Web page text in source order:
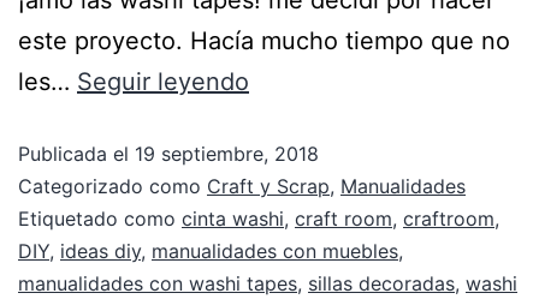
este proyecto. Hacía mucho tiempo que no
les… Seguir leyendo
Publicada el 19 septiembre, 2018
Categorizado como Craft y Scrap, Manualidades
Etiquetado como cinta washi, craft room, craftroom,
DIY, ideas diy, manualidades con muebles,
manualidades con washi tapes, sillas decoradas, washi